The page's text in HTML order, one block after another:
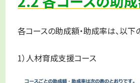
各コースの助成額・助成率は、以下
1）人材育成支援コース